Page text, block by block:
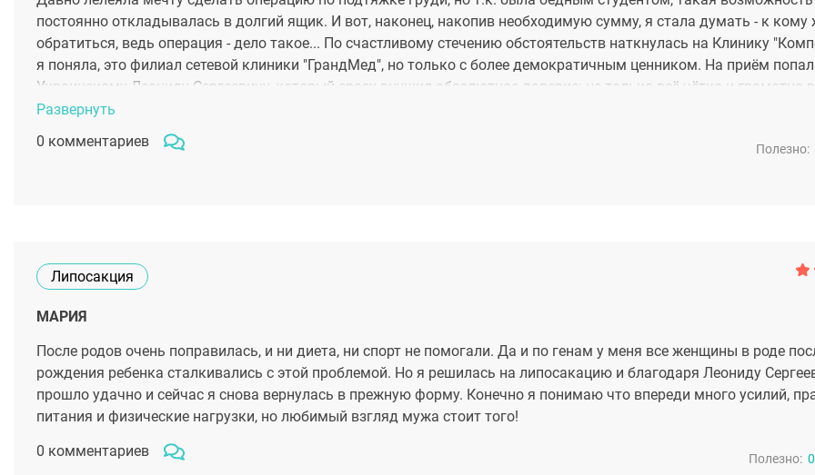
постоянно откладывалась в долгий ящик. И вот, наконец, накопив необходимую сумму, я стала думать - к кому
обратиться, ведь операция - дело такое... По счастливому стечению обстоятельств наткнулась на Клинику
я поняла, это филиал сетевой клиники "ГрандМед", но только с более демократичным ценником. На приём
Украинскому Леониду Сергеевичу, который сразу внушил абсолютное доверие: не только всё чётко и грамотно
по полочкам, рассказав о всех тонкостях и нюансах, но также создал благоприятное впечатление и развеял все
насчёт операции. После консультации я уже не колебалась - делать или не делать операцию, а только изъедала
мыслями сделать её как можно скорее. В итоге я с новой грудью, сами швы заживают достаточно быстро, а
Развернуть
0 комментариев
Полезно:
Липосакция
МАРИЯ
После родов очень поправилась, и ни диета, ни спорт не помогали. Да и по генам у меня все женщины в роде
рождения ребенка сталкивались с этой проблемой. Но я решилась на липосакацию и благодаря Леониду
прошло удачно и сейчас я снова вернулась в прежную форму. Конечно я понимаю что впереди много усилий,
питания и физические нагрузки, но любимый взгляд мужа стоит того!
0 комментариев
Полезно: 0